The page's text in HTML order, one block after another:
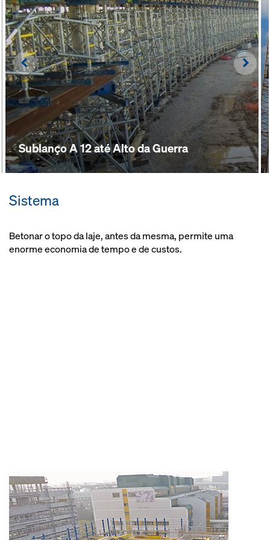
Sublanço A 12 até Alto da Guerra
Left
Sistema
Betonar o topo da laje, antes da mesma, permite uma
enorme economia de tempo e de custos.